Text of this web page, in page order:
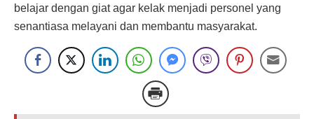
belajar dengan giat agar kelak menjadi personel yang
senantiasa melayani dan membantu masyarakat.